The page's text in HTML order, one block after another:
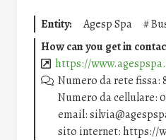
Entity: Agesp Spa #
How can you get in
https://
Numero da rete fissa:
Numero da cellulare:
email:
sito internet: https://